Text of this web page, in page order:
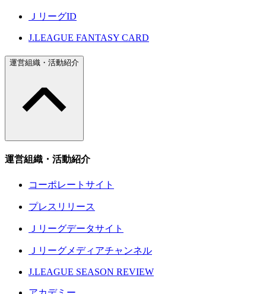
ＪリーグID
J.LEAGUE FANTASY CARD
運営組織・活動紹介
運営組織・活動紹介
コーポレートサイト
プレスリリース
Ｊリーグデータサイト
Ｊリーグメディアチャンネル
J.LEAGUE SEASON REVIEW